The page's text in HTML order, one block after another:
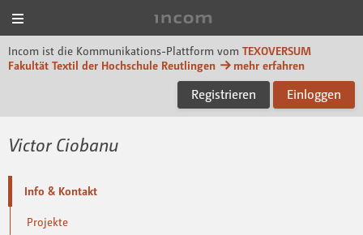
Incom ist die Kommunikations-Plattform vom TEXOVERSUM
Fakultät Textil der Hochschule Reutlingen
mehr erfahren
Registrieren Einloggen
Victor Ciobanu
Info & Kontakt
Projekte